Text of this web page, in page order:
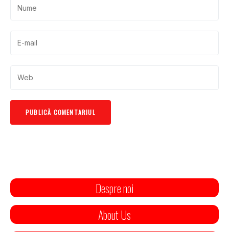
Despre noi
About Us